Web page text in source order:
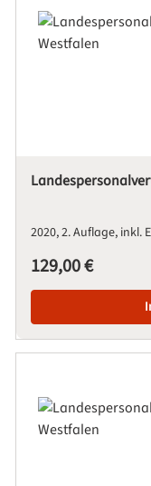
20202. Auflage, inkl.
Regulärer Preis:
129,00 €